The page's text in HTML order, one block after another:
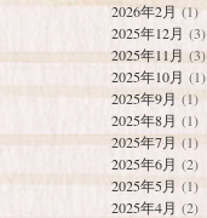
2026年2月(1)
2025年12月 (3)
2025年11月 (3)
2025年10月 (1)
2025年9月 (1)
2025年8月 (1)
2025年7月 (1)
2025年6月 (2)
2025年5月 (1)
2025年4月 (2)